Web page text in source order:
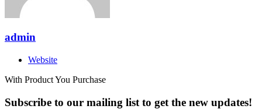
admin
Website
With Product You Purchase
Subscribe to our mailing list to get the new updates!